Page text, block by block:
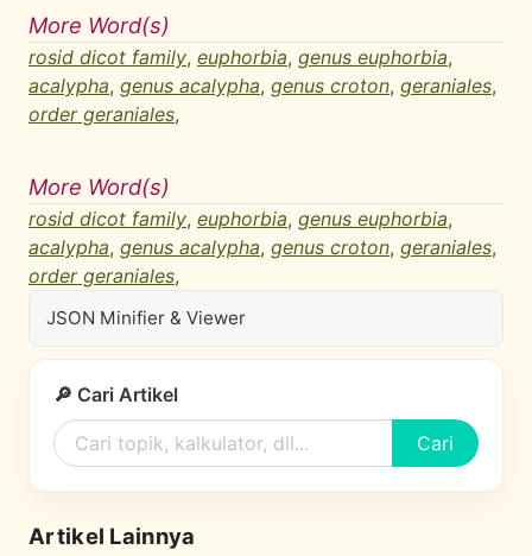
More Word(s)
rosid dicot family, euphorbia, genus euphorbia,
acalypha, genus acalypha, genus croton, geraniales,
order geraniales,
More Word(s)
rosid dicot family, euphorbia, genus euphorbia,
acalypha, genus acalypha, genus croton, geraniales,
order geraniales,
JSON Minifier & Viewer
🔎 Cari Artikel
Cari
Artikel Lainnya